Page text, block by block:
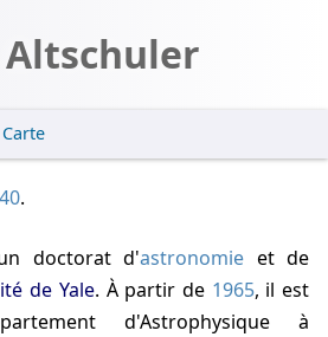
Carte
.
doctorat d'astronomie et de
de Yale. À partir de 1965, il est
d'Astrophysique à